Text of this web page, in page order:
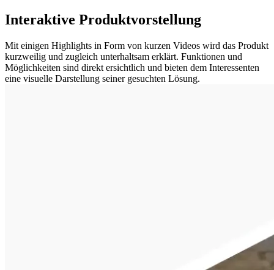
Interaktive Produktvorstellung
Mit einigen Highlights in Form von kurzen Videos wird das Produkt
kurzweilig und zugleich unterhaltsam erklärt. Funktionen und
Möglichkeiten sind direkt ersichtlich und bieten dem Interessenten
eine visuelle Darstellung seiner gesuchten Lösung.